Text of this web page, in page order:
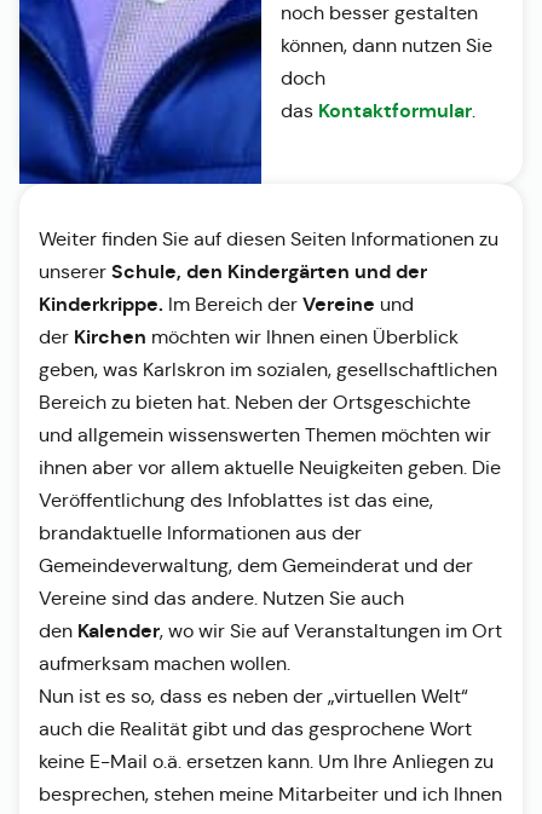
noch besser gestalten
können, dann nutzen Sie
doch
das Kontaktformular.
Weiter finden Sie auf diesen Seiten Informationen zu
unserer Schule, den Kindergärten und der
Kinderkrippe. Im Bereich der Vereine und
der Kirchen möchten wir Ihnen einen Überblick
geben, was Karlskron im sozialen, gesellschaftlichen
Bereich zu bieten hat. Neben der Ortsgeschichte
und allgemein wissenswerten Themen möchten wir
ihnen aber vor allem aktuelle Neuigkeiten geben. Die
Veröffentlichung des Infoblattes ist das eine,
brandaktuelle Informationen aus der
Gemeindeverwaltung, dem Gemeinderat und der
Vereine sind das andere. Nutzen Sie auch
den Kalender, wo wir Sie auf Veranstaltungen im Ort
aufmerksam machen wollen.
Nun ist es so, dass es neben der „virtuellen Welt“
auch die Realität gibt und das gesprochene Wort
keine E-Mail o.ä. ersetzen kann. Um Ihre Anliegen zu
besprechen, stehen meine Mitarbeiter und ich Ihnen